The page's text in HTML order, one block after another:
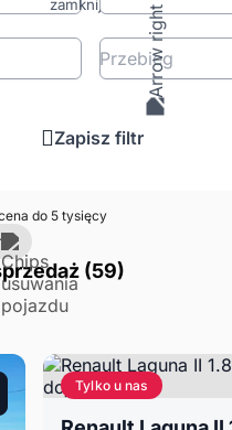
Przebieg
Zapisz filtr
do 5 tysięcy
(59)
Tylko u nas